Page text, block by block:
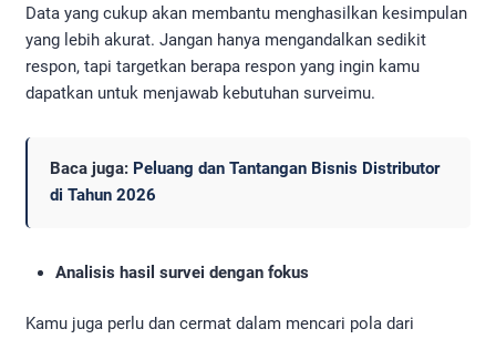
Data yang cukup akan membantu menghasilkan kesimpulan
yang lebih akurat. Jangan hanya mengandalkan sedikit
respon, tapi targetkan berapa respon yang ingin kamu
dapatkan untuk menjawab kebutuhan surveimu.
Baca juga: Peluang dan Tantangan Bisnis Distributor
di Tahun 2026
Analisis hasil survei dengan fokus
Kamu juga perlu dan cermat dalam mencari pola dari